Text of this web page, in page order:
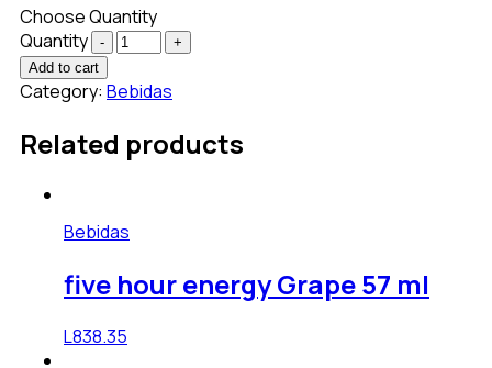
Choose Quantity
Quantity
Add to cart
Category: Bebidas
Related products
Bebidas
five hour energy Grape 57 ml
L838.35